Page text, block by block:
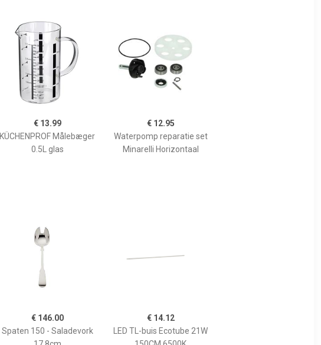
€ 13.99
KÜCHENPROF Målebæger
0.5L glas
€ 12.95
Waterpomp reparatie set
Minarelli Horizontaal
€ 146.00
Spaten 150 - Saladevork
€ 14.12
LED TL-buis Ecotube 21W